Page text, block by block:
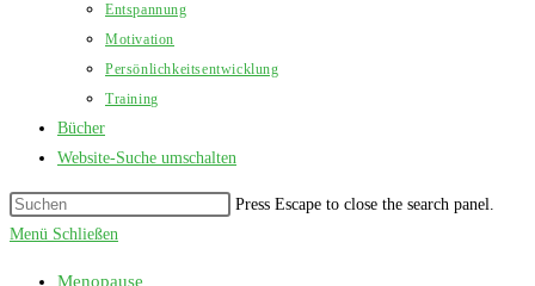
Entspannung
Motivation
Persönlichkeitsentwicklung
Training
Bücher
Website-Suche umschalten
Press Escape to close the search panel.
Menü Schließen
Menopause